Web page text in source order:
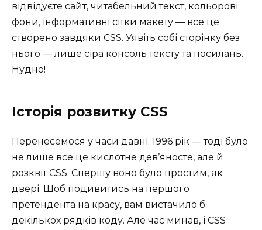
відвідуєте сайт, читабельний текст, кольорові
фони, інформативні сітки макету — все це
створено завдяки CSS. Уявіть собі сторінку без
нього — лише сіра консоль тексту та посилань.
Нудно!
Історія розвитку CSS
Перенесемося у часи давні. 1996 рік — тоді було
не лише все це кислотне дев’яносте, але й
розквіт CSS. Спершу воно було простим, як
двері. Щоб подивитись на першого
претендента на красу, вам вистачило б
декількох рядків коду. Але час минав, і CSS